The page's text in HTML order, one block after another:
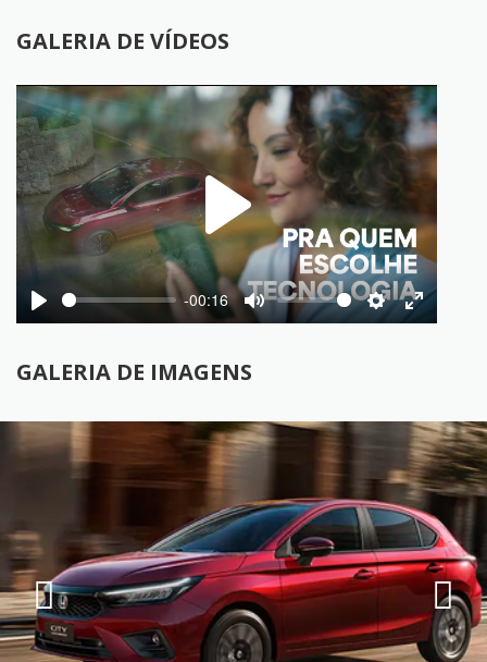
GALERIA DE VÍDEOS
Play
-00:16
Mute Settings
Enter
Play
GALERIA DE IMAGENS